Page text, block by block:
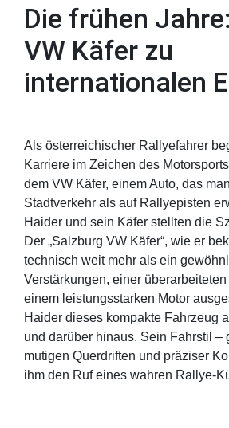
Die frühen
VW Käfer zu
internationalen
Als österreichischer Rallyefahrer
Karriere im Zeichen des
dem VW Käfer, einem Auto, das
Stadtverkehr als auf Rallyepisten
Haider und sein Käfer stellten die
Der „Salzburg VW Käfer“, wie er
technisch weit mehr als ein
Verstärkungen, einer
einem leistungsstarken Motor
Haider dieses kompakte Fahrzeug
und darüber hinaus. Sein Fahrstil –
mutigen Querdriften und präziser
ihm den Ruf eines wahren Rallye-